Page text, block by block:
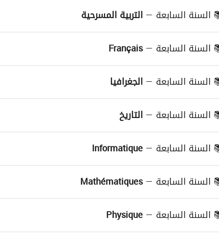
السنة السابعة — التربية المسرحية( التربية المسرحية )
السنة السابعة — Français
Devoirs(
Exercices (
السنة السابعة — الجغرافيا ( الجغرافيا )
السنة السابعة — التاريخ ( التاريخ )
السنة السابعة — Informatique
Cours(
Exercices(
Vidéos(
السنة السابعة — Mathématiques
Cours(
Exercices(
Vidéos(
السنة السابعة — Physique
Cours(
Séries(
Vidéos(